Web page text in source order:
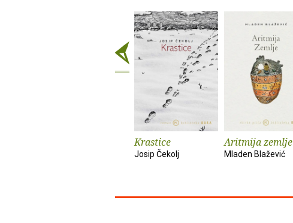
Krastice
Josip Čekolj
Aritmija zemlje
Mladen Blažević